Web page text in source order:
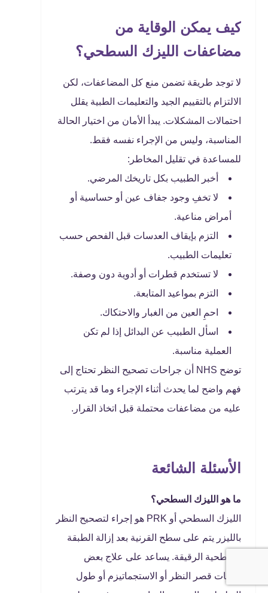
كيف يمكن الوقاية من
مضاعفات الليزك السطحي؟
لا توجد طريقة تضمن منع كل المضاعفات، لكن
الالتزام بالتقييم الجيد والتعليمات الطبية يقلل
احتمالات المشكلات. يبدأ الأمان من اختيار الحالة
المناسبة، وليس من الإجراء نفسه فقط.
للمساعدة في تقليل المخاطر:
أخبر الطبيب بكل تاريخك المرضي.
لا تخفِ وجود جفاف عين أو حساسية أو
أمراض مناعية.
التزم بإيقاف العدسات قبل الفحص حسب
تعليمات الطبيب.
لا تستخدم قطرات أو أدوية دون وصفة.
التزم بمواعيد المتابعة.
احمِ العين من الغبار والاحتكاك.
اسأل الطبيب عن البدائل إذا لم تكن
العملية مناسبة.
توضح NHS أن جراحات تصحيح النظر تحتاج إلى
فهم واضح لما يحدث أثناء الإجراء وما قد يترتب
عليه من مضاعفات محتملة قبل اتخاذ القرار.
الأسئلة الشائعة
ما هو الليزك السطحي؟
الليزك السطحي أو PRK هو إجراء لتصحيح النظر
بالليزر يتم على سطح القرنية بعد إزالة الطبقة
السطحية الرقيقة. يساعد على علاج بعض
درجات قصر النظر أو الاستجماتيزم أو طول